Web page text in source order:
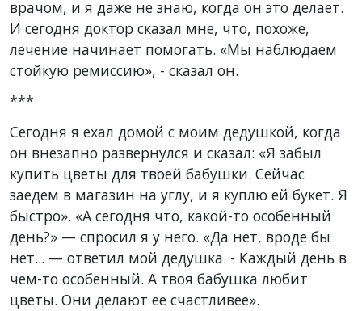
врачом, и я даже не знаю, когда он это делает.
И сегодня доктор сказал мне, что, похоже,
лечение начинает помогать. «Мы наблюдаем
стойкую ремиссию», - сказал он.
***
Сегодня я ехал домой с моим дедушкой, когда
он внезапно развернулся и сказал: «Я забыл
купить цветы для твоей бабушки. Сейчас
заедем в магазин на углу, и я куплю ей букет. Я
быстро». «А сегодня что, какой-то особенный
день?» — спросил я у него. «Да нет, вроде бы
нет... — ответил мой дедушка. - Каждый день в
чем-то особенный. А твоя бабушка любит
цветы. Они делают ее счастливее».